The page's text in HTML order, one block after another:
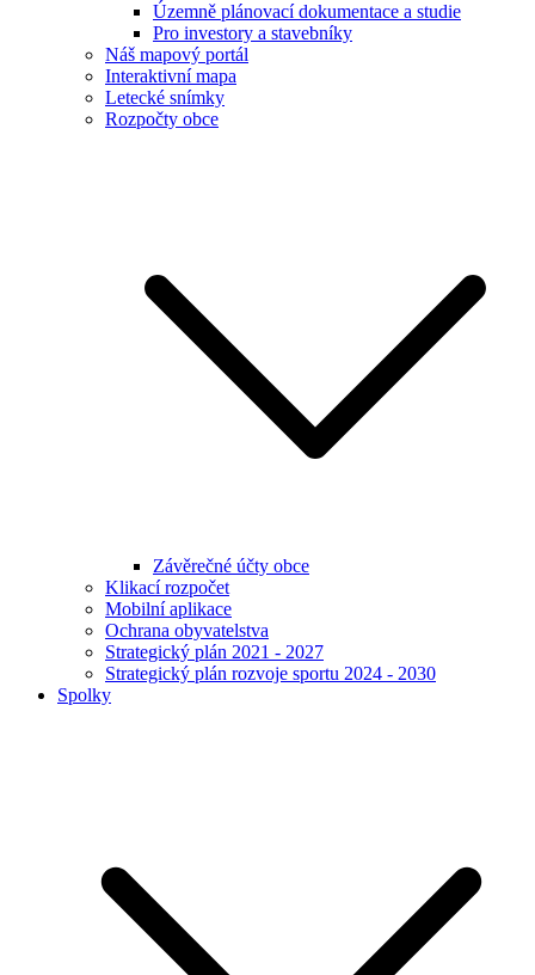
Územně plánovací dokumentace a studie
Pro investory a stavebníky
Náš mapový portál
Interaktivní mapa
Letecké snímky
Rozpočty obce
Závěrečné účty obce
Klikací rozpočet
Mobilní aplikace
Ochrana obyvatelstva
Strategický plán 2021 - 2027
Strategický plán rozvoje sportu 2024 - 2030
Spolky